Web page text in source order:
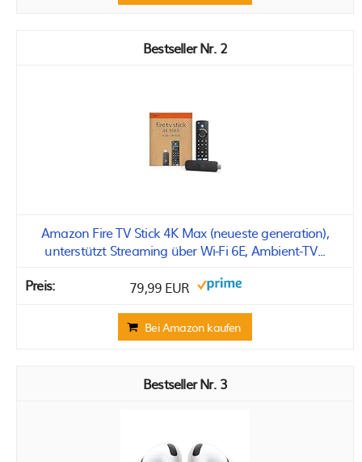
2
Amazon Fire TV Stick 4K Max (neueste generation),
unterstützt Streaming über Wi-Fi 6E, Ambient-TV...
79,99 EUR
Bei Amazon kaufen
3